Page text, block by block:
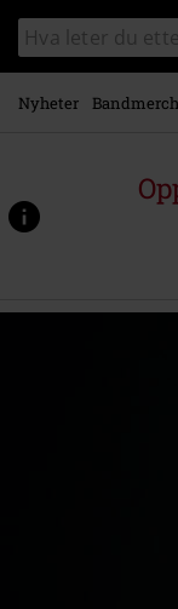
Skipp til
Søk
i
katalogen
Nyheter Bandmerch